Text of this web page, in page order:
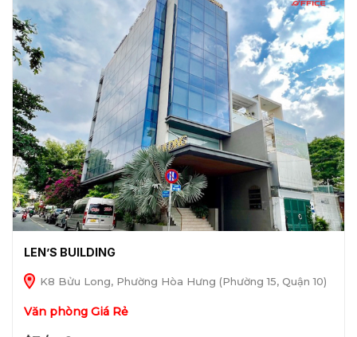
LEN’S BUILDING
K8 Bửu Long, Phường Hòa Hưng (Phường 15, Quận 10)
Văn phòng Giá Rẻ